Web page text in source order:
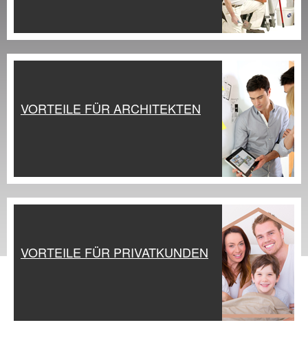
VORTEILE FÜR ARCHITEKTEN
VORTEILE FÜR PRIVATKUNDEN